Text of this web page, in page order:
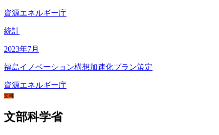
資源エネルギー庁
統計
2023年7月
福島イノベーション構想加速化プラン策定
資源エネルギー庁
文科
文部科学省